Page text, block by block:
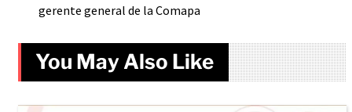
gerente general de la Comapa
You May Also Like